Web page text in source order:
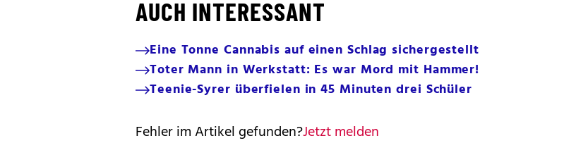
AUCH INTERESSANT
Eine Tonne Cannabis auf einen Schlag sichergestellt
Toter Mann in Werkstatt: Es war Mord mit Hammer!
Teenie-Syrer überfielen in 45 Minuten drei Schüler
Fehler im Artikel gefunden?Jetzt melden